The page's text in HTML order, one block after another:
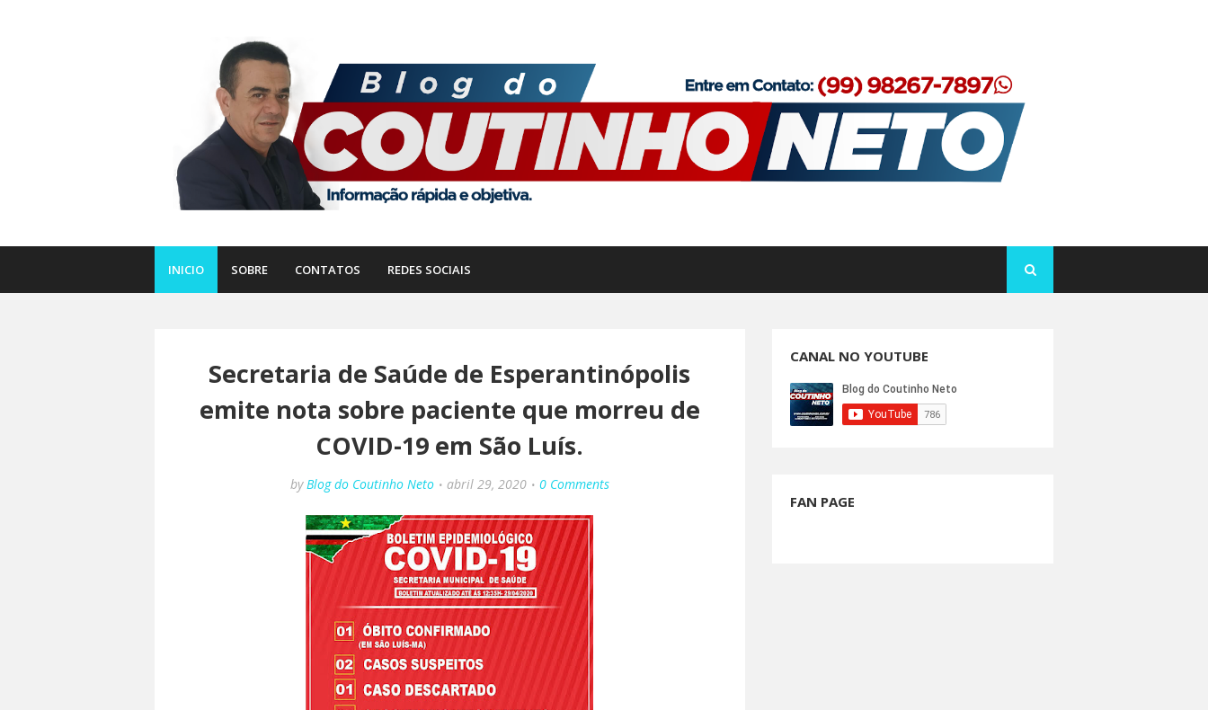
INICIO SOBRE CONTATOS REDES SOCIAIS
Secretaria de Saúde de Esperantinópolis
emite nota sobre paciente que morreu de
COVID-19 em São Luís.
by Blog do Coutinho Neto abril 29, 2020 0 Comments
CANAL NO YOUTUBE
FAN PAGE